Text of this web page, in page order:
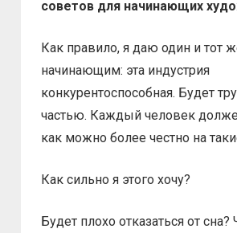
советов для начинающих
Как правило, я даю один и тот
начинающим: эта индустрия
конкурентоспособная. Будет
частью. Каждый человек
как можно более честно на
Как сильно я этого хочу?
Будет плохо отказаться от сна?